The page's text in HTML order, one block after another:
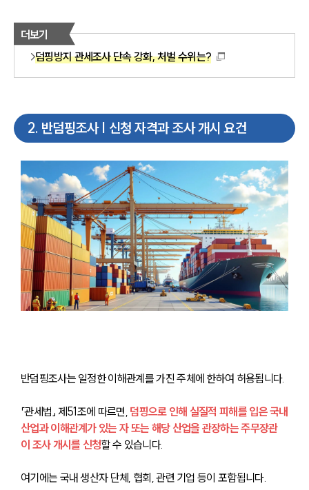
더보기
덤핑방지 관세조사 단속 강화, 처벌 수위는?
2. 반덤핑조사 | 신청 자격과 조사 개시 요건
반덤핑조사는 일정한 이해관계를 가진 주체에 한하여 허용됩니다.
「관세법」 제51조에 따르면, 덤핑으로 인해 실질적 피해를 입은 국내
산업과 이해관계가 있는 자 또는 해당 산업을 관장하는 주무장관
이 조사 개시를 신청할 수 있습니다.
여기에는 국내 생산자 단체, 협회, 관련 기업 등이 포함됩니다.